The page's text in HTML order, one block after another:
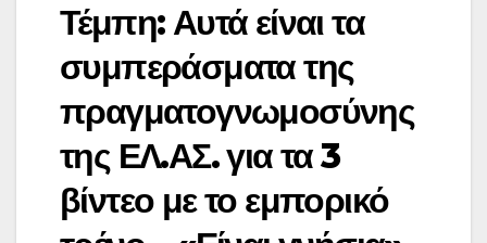
Τέμπη: Αυτά είναι τα
συμπεράσματα της
πραγματογνωμοσύνης
της ΕΛ.ΑΣ. για τα 3
βίντεο με το εμπορικό